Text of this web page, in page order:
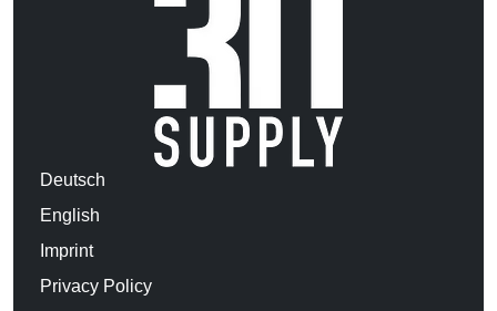
Deutsch
English
Imprint
Privacy Policy